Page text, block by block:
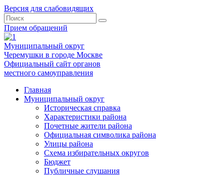
Версия для слабовидящих
Прием обращений
Муниципальный округ
Черемушки в городе Москве
Официальный сайт органов
местного самоуправления
Главная
Муниципальный округ
Историческая справка
Характеристики района
Почетные жители района
Официальная символика района
Улицы района
Схема избирательных округов
Бюджет
Публичные слушания